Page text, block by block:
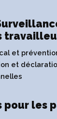
et
et
pour les